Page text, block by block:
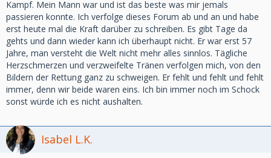
Kampf. Mein Mann war und ist das beste was mir jemals
passieren konnte. Ich verfolge dieses Forum ab und an und habe
erst heute mal die Kraft darüber zu schreiben. Es gibt Tage da
gehts und dann wieder kann ich überhaupt nicht. Er war erst 57
Jahre, man versteht die Welt nicht mehr alles sinnlos. Tägliche
Herzschmerzen und verzweifelte Tränen verfolgen mich, von den
Bildern der Rettung ganz zu schweigen. Er fehlt und fehlt und fehlt
immer, denn wir beide waren eins. Ich bin immer noch im Schock
sonst würde ich es nicht aushalten.
Isabel L.K.